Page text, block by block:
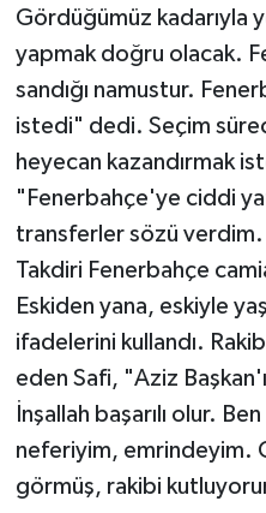
Gördüğümüz kadarıyla
yapmak doğru olacak.
sandığı namustur.
istedi" dedi. Seçim
heyecan kazandırmak
"Fenerbahçe'ye ciddi
transferler sözü verdim.
Takdiri Fenerbahçe
Eskiden yana, eskiyle
ifadelerini kullandı.
eden Safi, "Aziz
İnşallah başarılı olur.
neferiyim, emrindeyim.
görmüş, rakibi